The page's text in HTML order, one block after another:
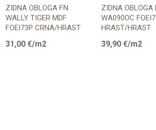
ZIDNA OBLOGA FN
WALLY TIGER MDF
FOEI73P CRNA/HRAST
pak=2,405m2
31,00 €/m2
ZIDNA OBLOGA
WA090OC
HRAST/HRAST
pak=1,89m2
39,90 €/m2